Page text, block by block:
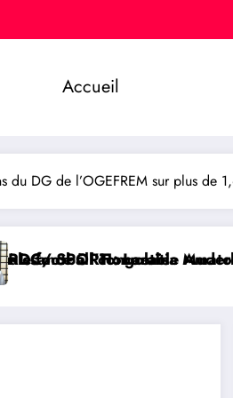
Accueil
DG de l’OGEFREM sur plus de
Mirindi, un modèle de
nouvelle secrétaire
AFRIQUE/ SPORT